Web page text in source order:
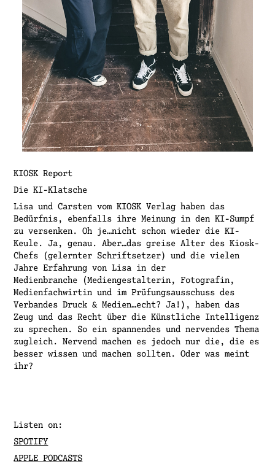
KIOSK Report
Die KI-Klatsche
Lisa und Carsten vom KIOSK Verlag haben das
Bedürfnis, ebenfalls ihre Meinung in den KI-Sumpf
zu versenken. Oh je…nicht schon wieder die KI-
Keule. Ja, genau. Aber…das greise Alter des Kiosk-
Chefs (gelernter Schriftsetzer) und die vielen
Jahre Erfahrung von Lisa in der
Medienbranche (Mediengestalterin, Fotografin,
Medienfachwirtin und im Prüfungsausschuss des
Verbandes Druck & Medien…echt? Ja!), haben das
Zeug und das Recht über die Künstliche Intelligenz
zu sprechen. So ein spannendes und nervendes Thema
zugleich. Nervend machen es jedoch nur die, die es
besser wissen und machen sollten. Oder was meint
ihr?
Listen on:
SPOTIFY
APPLE PODCASTS